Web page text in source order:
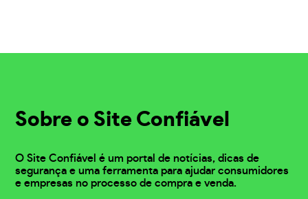
Sobre o Site Confiável
O Site Confiável é um portal de notícias, dicas de
segurança e uma ferramenta para ajudar consumidores
e empresas no processo de compra e venda.